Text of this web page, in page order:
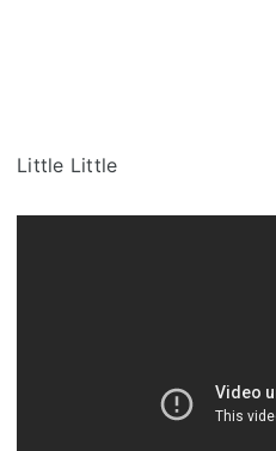
Little Little